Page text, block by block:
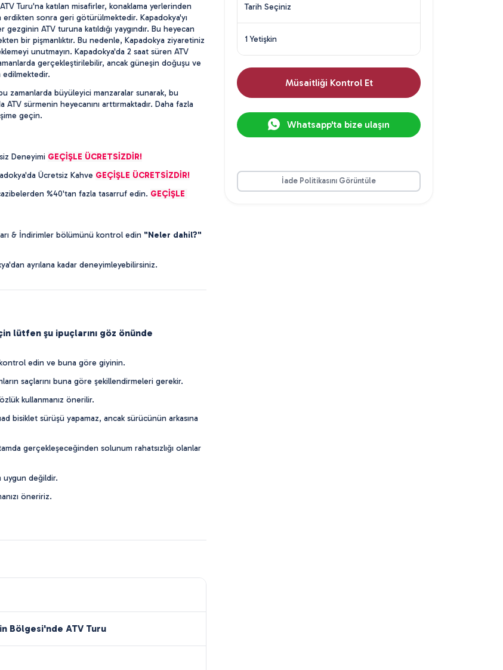
Turu'na katılan misafirler, konaklama yerlerinden
erdikten sonra geri götürülmektedir. Kapadokya'yı
ATV turuna katıldığı yaygındır. Bu heyecan
bir pişmanlıktır. Bu nedenle, Kapadokya ziyaretiniz
unutmayın. Kapadokya'da 2 saat süren ATV
gerçekleştirilebilir, ancak güneşin doğuşu ve
edilmektedir.
zamanlarda büyüleyici manzaralar sunarak, bu
ATV sürmenin heyecanını arttırmaktadır. Daha fazla
geçin.
Deneyimi GEÇİŞLE ÜCRETSİZDİR!
Ücretsiz Kahve GEÇİŞLE ÜCRETSİZDİR!
%40'tan fazla tasarruf edin. GEÇİŞLE
& İndirimler bölümünü kontrol edin "Neler dahil?"
ayrılana kadar deneyimleyebilirsiniz.
lütfen şu ipuçlarını göz önünde
edin ve buna göre giyinin.
saçlarını buna göre şekillendirmeleri gerekir.
kullanmanız önerilir.
bisiklet sürüşü yapamaz, ancak sürücünün arkasına
gerçekleşeceğinden solunum rahatsızlığı olanlar
uygun değildir.
öneririz.
Bölgesi'nde ATV Turu
Tarih Seçiniz
1 Yetişkin
Müsaitliği Kontrol Et
Whatsapp'ta bize ulaşın
İade Politikasını Görüntüle